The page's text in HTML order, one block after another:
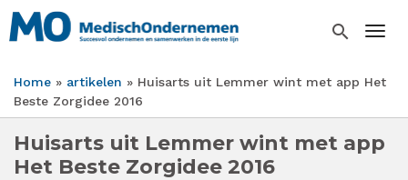
Overslaan
en
inhoud
gaan
search
Kruimelpad
Home artikelen
Huisarts uit Lemmer wint met app Het
Beste Zorgidee 2016
Huisarts uit Lemmer wint met app
Het Beste Zorgidee 2016